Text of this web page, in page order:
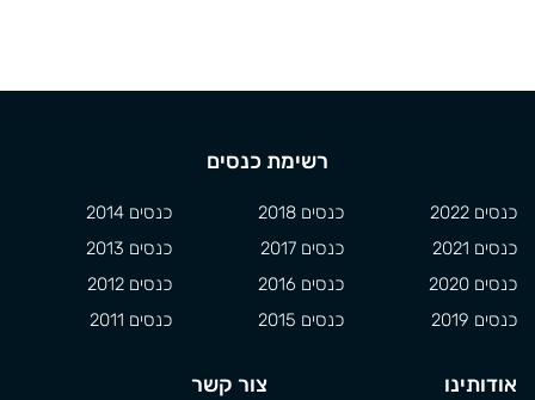
רשימת כנסים
כנסים 2022
כנסים 2021
כנסים 2020
כנסים 2019
כנסים 2018
כנסים 2017
כנסים 2016
כנסים 2015
כנסים 2014
כנסים 2013
כנסים 2012
כנסים 2011
אודותינו צור קשר